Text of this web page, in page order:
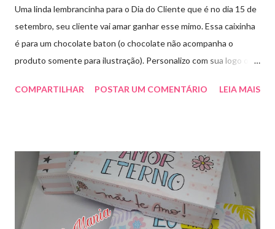
Uma linda lembrancinha para o Dia do Cliente que é no dia 15 de
setembro, seu cliente vai amar ganhar esse mimo. Essa caixinha
é para um chocolate baton (o chocolate não acompanha o
produto somente para ilustração). Personalizo com sua logo ou
e orçamentos entre em contato whatsapp ou envie e-mail para
COMPARTILHAR POSTAR UM COMENTÁRIO LEIA MAIS